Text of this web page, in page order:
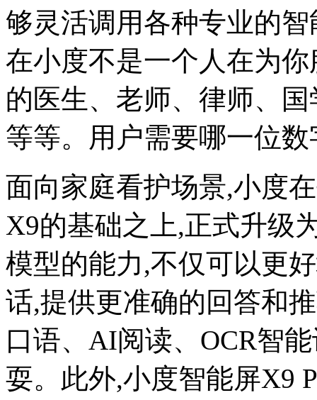
够灵活调用各种专业的
在小度不是一个人在为
的医生、老师、律师、
等等。用户需要哪一位
面向家庭看护场景,小度
X9的基础之上,正式升级
模型的能力,不仅可以更
话,提供更准确的回答和
口语、AI阅读、OCR智
耍。此外,小度智能屏X9